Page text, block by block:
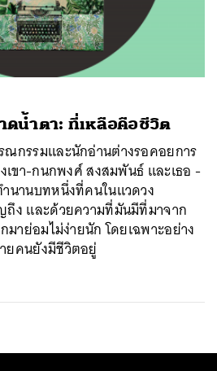
ดน้ำตา: ที่เหลือคือชีวิต
กรรมและนักอ่านต่างรอคอยการ
เขา-กนกพงศ์ สงสมพันธ์ และเธอ -
นานบทหนึ่งที่คนในแวดวง
ถึง และด้วยความที่มันมีที่มาจาก
มาย่อมไม่ง่ายนัก โดยเฉพาะอย่าง
ยคนยังมีชีวิตอยู่
LINE EMAIL